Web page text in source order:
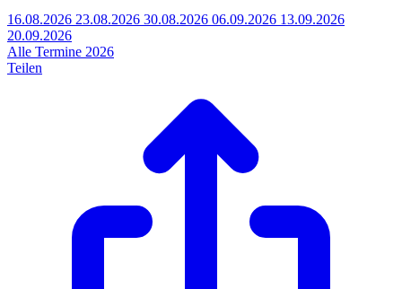
16.08.2026 23.08.2026 30.08.2026 06.09.2026 13.09.2026
20.09.2026
Alle Termine 2026
Teilen